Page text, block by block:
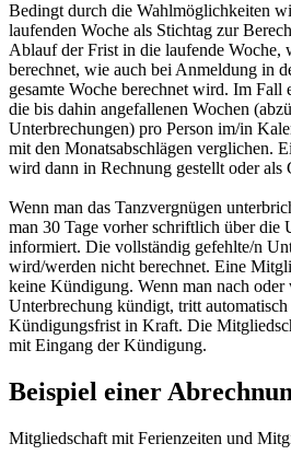
Bedingt durch die Wahlmöglichkeiten
laufenden Woche als Stichtag zur
Ablauf der Frist in die laufende Woche,
berechnet, wie auch bei Anmeldung in
gesamte Woche berechnet wird. Im
die bis dahin angefallenen Wochen
Unterbrechungen) pro Person im/in
mit den Monatsabschlägen verglichen.
wird dann in Rechnung gestellt oder als
Wenn man das Tanzvergnügen
man 30 Tage vorher schriftlich über die
informiert. Die vollständig gefehlte/n
wird/werden nicht berechnet. Eine
keine Kündigung. Wenn man nach oder
Unterbrechung kündigt, tritt
Kündigungsfrist in Kraft. Die
mit Eingang der Kündigung.
Beispiel einer
Mitgliedschaft mit Ferienzeiten und